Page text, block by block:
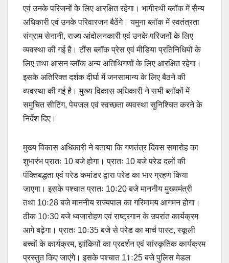
एवं उनके परिजनों के लिए आरक्षित रहेगा। भागीरथी ब्लॉक में सैन्य
अधिकारी एवं उनके परिवारजन बैठेंगे। यमुना ब्लॉक में स्वतंत्रता
संग्राम सेनानी, राज्य आंदोलनकारी एवं उनके परिजनों के लिए
व्यवस्था की गई है। टौंस ब्लॉक प्रेस एवं मीडिया प्रतिनिधियों के
लिए तथा आसन ब्लॉक अन्य अतिथिगणों के लिए आरक्षित रहेगा।
इसके अतिरिक्त दर्शक दीर्घा में जनसामान्य के लिए बैठने की
व्यवस्था की गई है। मुख्य विकास अधिकारी ने सभी ब्लॉकों में
समुचित सीटिंग, पेयजल एवं स्वच्छता व्यवस्था सुनिश्चित करने के
निर्देश दिए।
मुख्य विकास अधिकारी ने बताया कि गणतंत्र दिवस समारोह का
शुभारंभ प्रातः 10 बजे होगा। प्रातः 10 बजे परेड दलों की
पंक्तिबद्धता एवं परेड कमांडर द्वारा परेड का भार ग्रहण किया
जाएगा। इसके पश्चात प्रातः 10ः20 बजे माननीय मुख्यमंत्री
तथा 10ः28 बजे माननीय राज्यपाल का गरिमामय आगमन होगा।
ठीक 10ः30 बजे ध्वजारोहण एवं राष्ट्रगान के उपरांत कार्यक्रम
आगे बढ़ेगा। प्रातः 10ः35 बजे से परेड का मार्च पास्ट, स्कूली
बच्चों के कार्यक्रम, झांकियों का प्रदर्शन एवं सांस्कृतिक कार्यक्रम
प्रस्तुत किए जाएंगे। इसके पश्चात 11ः25 बजे पुलिस मेडल